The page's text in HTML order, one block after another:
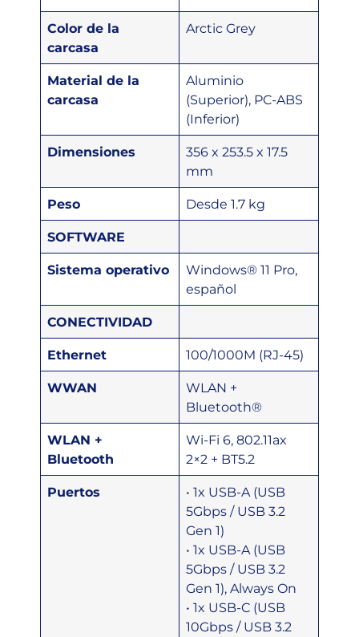
Color de la
carcasa
Arctic Grey
Material de la
carcasa
Aluminio
(Superior), PC-ABS
(Inferior)
Dimensiones
356 x 253.5 x 17.5
mm
Peso Desde 1.7 kg
SOFTWARE
Sistema operativo
Windows® 11 Pro,
español
CONECTIVIDAD
Ethernet 100/1000M (RJ-45)
WWAN
WLAN +
Bluetooth®
WLAN +
Bluetooth
Wi-Fi 6, 802.11ax
2×2 + BT5.2
Puertos
• 1x USB-A (USB
5Gbps / USB 3.2
Gen 1)
• 1x USB-A (USB
5Gbps / USB 3.2
Gen 1), Always On
• 1x USB-C (USB
10Gbps / USB 3.2